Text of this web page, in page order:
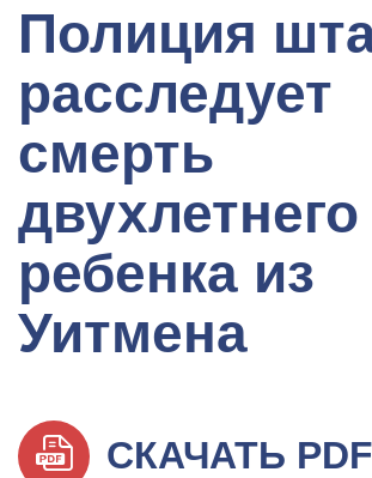
Полиция
расследует
смерть
двухлетнего
ребенка из
Уитмена
СКАЧАТЬ PDF